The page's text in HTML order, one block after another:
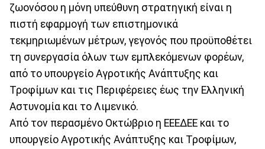
ζωονόσου η μόνη υπεύθυνη στρατηγική είναι η
πιστή εφαρμογή των επιστημονικά
τεκμηριωμένων μέτρων, γεγονός που προϋποθέτει
τη συνεργασία όλων των εμπλεκόμενων φορέων,
από το υπουργείο Αγροτικής Ανάπτυξης και
Τροφίμων και τις Περιφέρειες έως την Ελληνική
Αστυνομία και το Λιμενικό.
Από τον περασμένο Οκτώβριο η ΕΕΕΔΕΕ και το
υπουργείο Αγροτικής Ανάπτυξης και Τροφίμων,